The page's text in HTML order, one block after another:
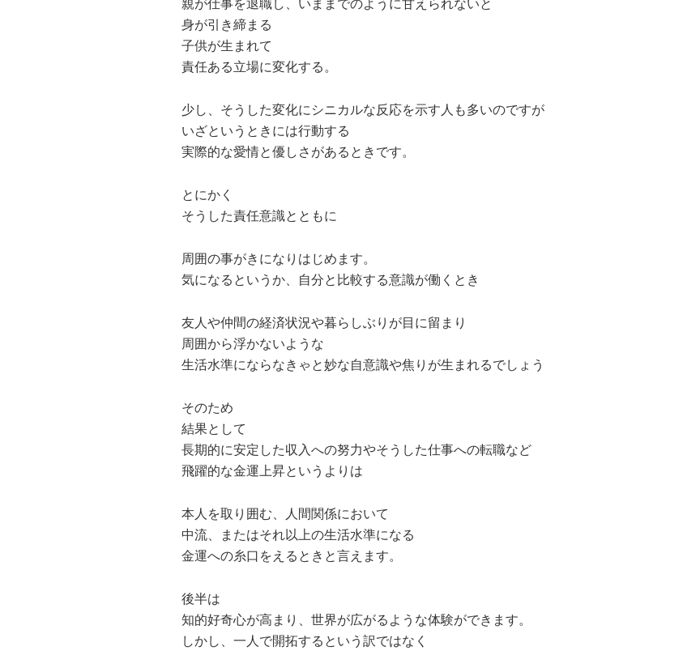
身が引き締まる
子供が生まれて
責任ある立場に変化する。
少し、そうした変化にシニカルな反応を示す人も多いのですが
いざというときには行動する
実際的な愛情と優しさがあるときです。
とにかく
そうした責任意識とともに
周囲の事がきになりはじめます。
気になるというか、自分と比較する意識が働くとき
友人や仲間の経済状況や暮らしぶりが目に留まり
周囲から浮かないような
生活水準にならなきゃと妙な自意識や焦りが生まれるでしょう
そのため
結果として
長期的に安定した収入への努力やそうした仕事への転職など
飛躍的な金運上昇というよりは
本人を取り囲む、人間関係において
中流、またはそれ以上の生活水準になる
金運への糸口をえるときと言えます。
後半は
知的好奇心が高まり、世界が広がるような体験ができます。
しかし、一人で開拓するという訳ではなく